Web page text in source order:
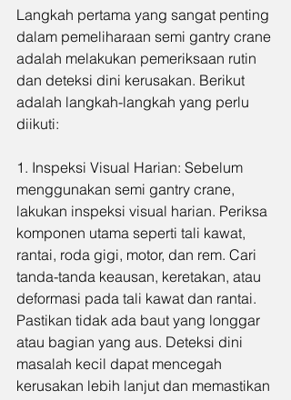
Langkah pertama yang sangat penting
dalam pemeliharaan semi gantry crane
adalah melakukan pemeriksaan rutin
dan deteksi dini kerusakan. Berikut
adalah langkah-langkah yang perlu
diikuti:
1. Inspeksi Visual Harian: Sebelum
menggunakan semi gantry crane,
lakukan inspeksi visual harian. Periksa
komponen utama seperti tali kawat,
rantai, roda gigi, motor, dan rem. Cari
tanda-tanda keausan, keretakan, atau
deformasi pada tali kawat dan rantai.
Pastikan tidak ada baut yang longgar
atau bagian yang aus. Deteksi dini
masalah kecil dapat mencegah
kerusakan lebih lanjut dan memastikan